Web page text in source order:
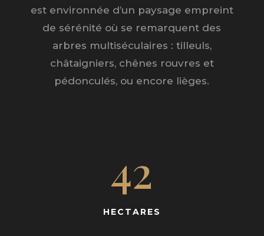
est environnée d’un paysage empreint
de sérénité où se remarquent des
arbres multiséculaires : tilleuls,
châtaigniers, chênes rouvres et
pédonculés, ou encore lièges.
42
HECTARES